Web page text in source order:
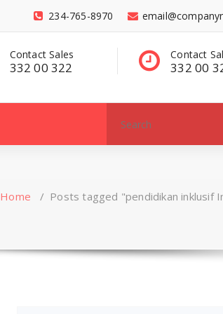
234-765-8970
Contact Sales
332 00 322
Have a
for:
Home / Posts tagged "pendidikan inklusif